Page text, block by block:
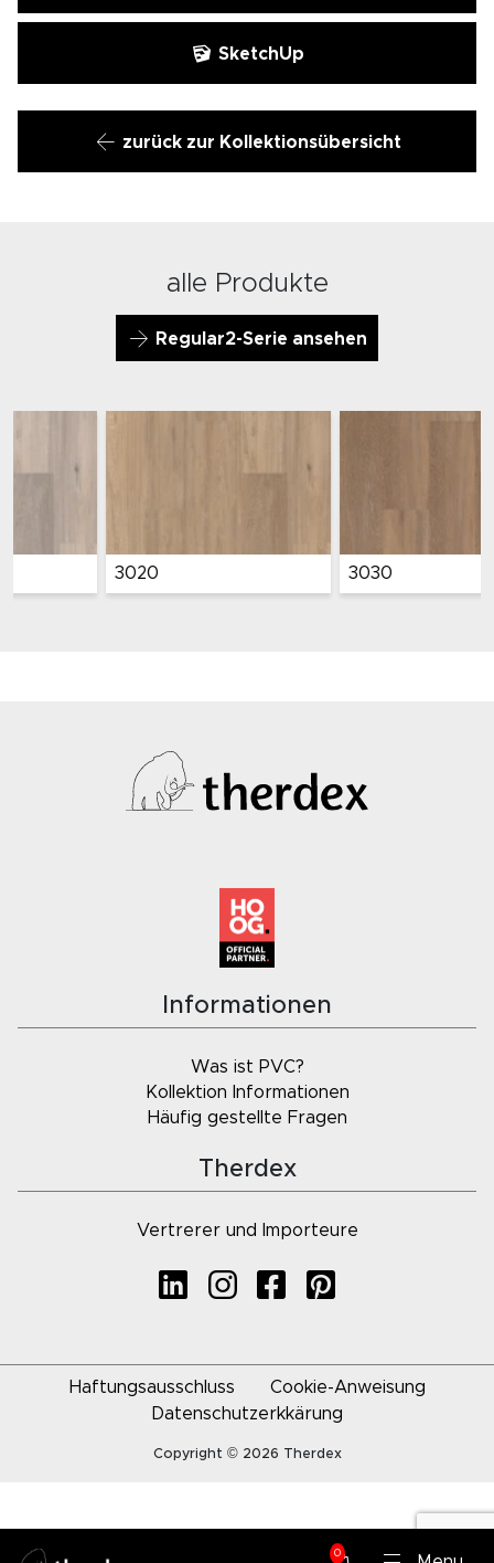
0
zurück zur Kollektionsübersicht
SketchUp
alle Produkte
Regular2-Serie ansehen
3030 3040
Informationen
Was ist PVC?
Kollektion Informationen
Häufig gestellte Fragen
Therdex
Vertrerer und Importeure
Copyright © 2026 Therdex
Haftungsausschluss
Cookie-Anweisung
Datenschutzerkkärung